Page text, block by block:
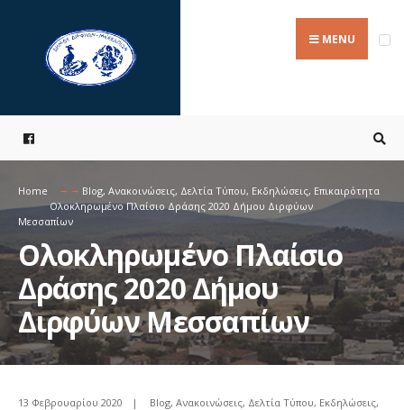
content
MENU
Home Blog, Ανακοινώσεις, Δελτία Τύπου, Εκδηλώσεις, Επικαιρότητα
Ολοκληρωμένο Πλαίσιο Δράσης 2020 Δήμου Διρφύων
Μεσσαπίων
Ολοκληρωμένο Πλαίσιο
Δράσης 2020 Δήμου
Διρφύων Μεσσαπίων
13 Φεβρουαρίου 2020 | Blog, Ανακοινώσεις, Δελτία Τύπου, Εκδηλώσεις,
for: